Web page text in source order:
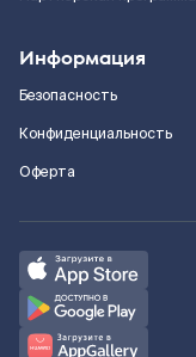
Информация
Безопасность
Конфиденциальность
Оферта